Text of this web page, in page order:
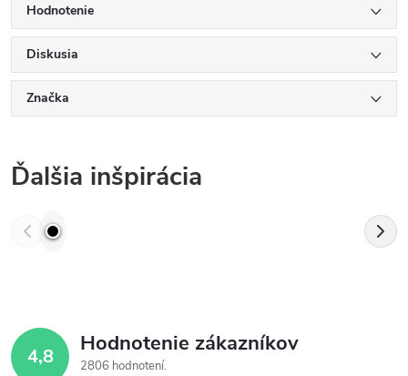
Hodnotenie
Diskusia
Značka
Ďalšia inšpirácia
4,8 Hodnotenie zákazníkov
2806 hodnotení